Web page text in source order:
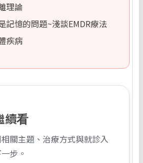
理論
記憶的問題~淺談EMDR療法
疾病
續看
關主題、治療方式與就診入
步。